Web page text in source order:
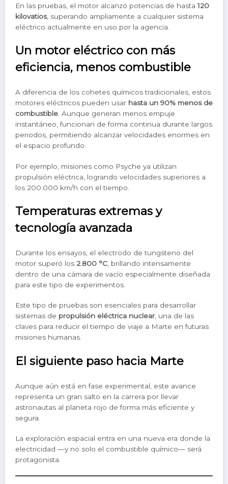
En las pruebas, el motor alcanzó potencias de hasta120
kilovatios, superando ampliamente a cualquier sistema
eléctrico actualmente en uso por la agencia.
Un motor eléctrico con más
eficiencia, menos combustible
A diferencia de los cohetes químicos tradicionales, estos
motores eléctricos pueden usar hasta un 90% menos de
combustible. Aunque generan menos empuje
instantáneo, funcionan de forma continua durante largos
periodos, permitiendo alcanzar velocidades enormes en
el espacio profundo.
Por ejemplo, misiones como Psyche ya utilizan
propulsión eléctrica, logrando velocidades superiores a
los 200.000 km/h con el tiempo.
Temperaturas extremas y
tecnología avanzada
Durante los ensayos, el electrodo de tungsteno del
motor superó los 2.800 °C, brillando intensamente
dentro de una cámara de vacío especialmente diseñada
para este tipo de experimentos.
Este tipo de pruebas son esenciales para desarrollar
sistemas de propulsión eléctrica nuclear, una de las
claves para reducir el tiempo de viaje a Marte en futuras
misiones humanas.
El siguiente paso hacia Marte
Aunque aún está en fase experimental, este avance
representa un gran salto en la carrera por llevar
astronautas al planeta rojo de forma más eficiente y
segura.
La exploración espacial entra en una nueva era donde la
electricidad —y no solo el combustible químico— será
protagonista.